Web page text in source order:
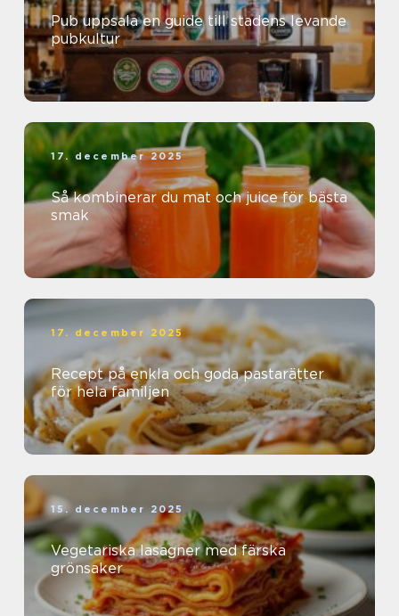
Pub uppsala en guide till stadens levande
pubkultur
17. december 2025
Så kombinerar du mat och juice för bästa
smak
17. december 2025
Recept på enkla och goda pastarätter
för hela familjen
15. december 2025
Vegetariska lasagner med färska
grönsaker